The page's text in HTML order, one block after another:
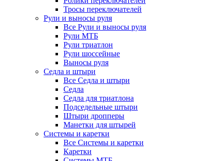
Тросы переключателей
Рули и выносы руля
Все Рули и выносы руля
Рули МТБ
Рули триатлон
Рули шоссейные
Выносы руля
Седла и штыри
Все Седла и штыри
Седла
Седла для триатлона
Подседельные штыри
Штыри дропперы
Манетки для штырей
Системы и каретки
Все Системы и каретки
Каретки